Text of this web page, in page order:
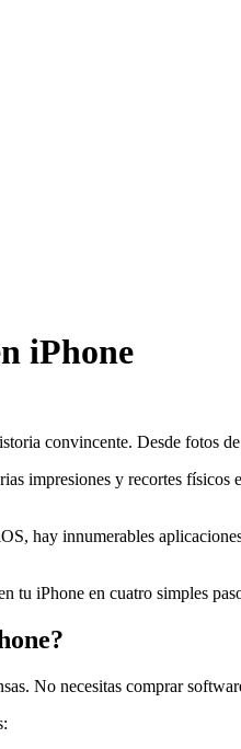
iPhone
convincente. Desde fotos
impresiones y recortes
hay innumerables
tu iPhone en cuatro simples
No necesitas comprar